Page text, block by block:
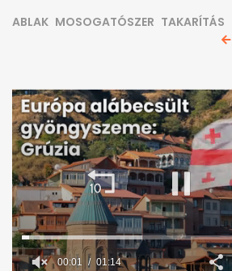
ABLAK MOSOGATÓSZER TAKARÍTÁS
00:02 01:14